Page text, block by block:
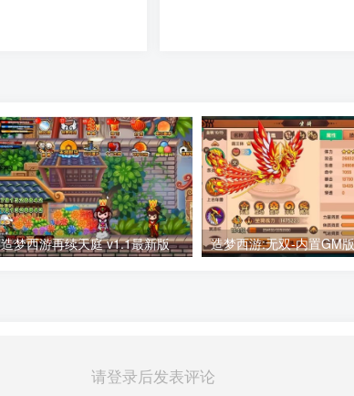
造梦西游再续天庭 v1.1最新版 造梦西游:无双-内置GM版
请登录后发表评论